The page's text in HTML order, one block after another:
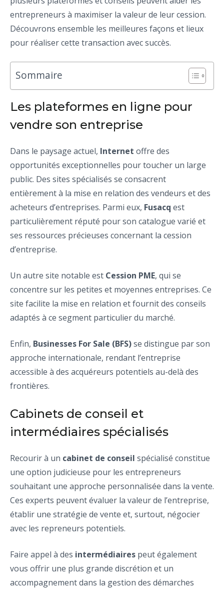
entrepreneurs à maximiser la valeur de leur cession.
Découvrons ensemble les meilleures façons et lieux
pour réaliser cette transaction avec succès.
Sommaire
Les plateformes en ligne pour
vendre son entreprise
Dans le paysage actuel, Internet offre des
opportunités exceptionnelles pour toucher un large
public. Des sites spécialisés se consacrent
entièrement à la mise en relation des vendeurs et des
acheteurs d’entreprises. Parmi eux, Fusacq est
particulièrement réputé pour son catalogue varié et
ses ressources précieuses concernant la cession
d’entreprise.
Un autre site notable est Cession PME, qui se
concentre sur les petites et moyennes entreprises. Ce
site facilite la mise en relation et fournit des conseils
adaptés à ce segment particulier du marché.
Enfin, Businesses For Sale (BFS)se distingue par son
approche internationale, rendant l’entreprise
accessible à des acquéreurs potentiels au-delà des
frontières.
Cabinets de conseil et
intermédiaires spécialisés
Recourir à un cabinet de conseil spécialisé constitue
une option judicieuse pour les entrepreneurs
souhaitant une approche personnalisée dans la vente.
Ces experts peuvent évaluer la valeur de l’entreprise,
établir une stratégie de vente et, surtout, négocier
avec les repreneurs potentiels.
Faire appel à des intermédiaires peut également
vous offrir une plus grande discrétion et un
accompagnement dans la gestion des démarches